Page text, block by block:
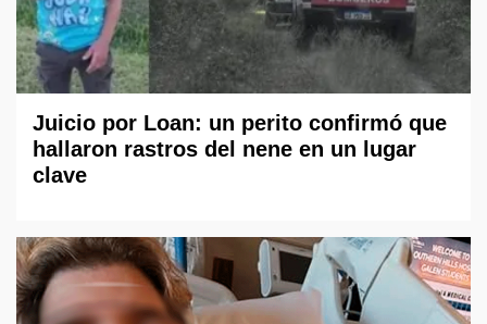
Juicio por Loan: un perito confirmó que
hallaron rastros del nene en un lugar
clave